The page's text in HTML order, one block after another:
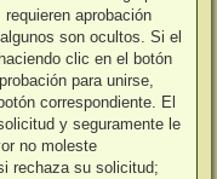
aprobación
son ocultos. Si el
clic en el botón
para unirse,
correspondiente. El
y seguramente le
no moleste
rechaza su solicitud;